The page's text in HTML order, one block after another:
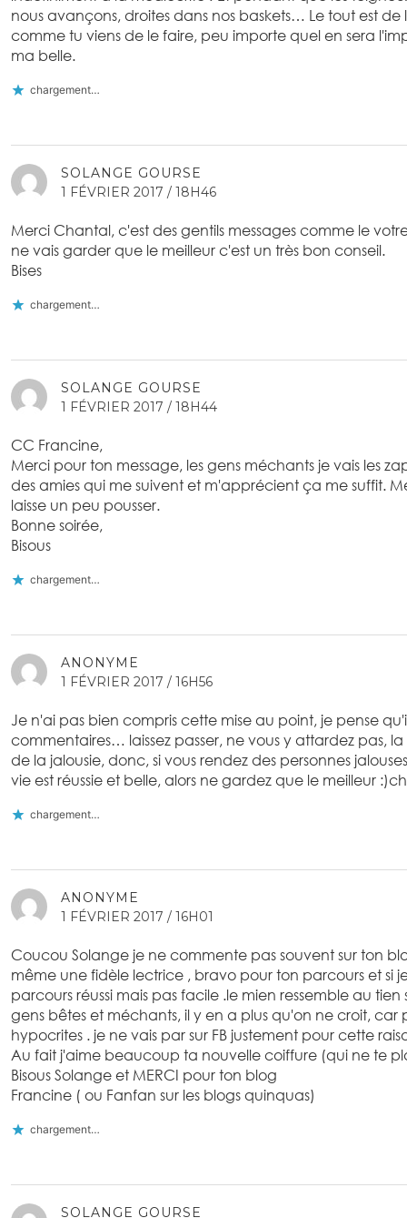
nous avançons, droites dans nos baskets… Le tout est
comme tu viens de le faire, peu importe quel en sera
ma belle.
chargement…
SOLANGE GOURSE
1 FÉVRIER 2017 / 18H46
Merci Chantal, c'est des gentils messages comme le
ne vais garder que le meilleur c'est un très bon conseil.
Bises
chargement…
SOLANGE GOURSE
1 FÉVRIER 2017 / 18H44
CC Francine,
Merci pour ton message, les gens méchants je vais les
des amies qui me suivent et m'apprécient ça me suffit.
laisse un peu pousser.
Bonne soirée,
Bisous
chargement…
ANONYME
1 FÉVRIER 2017 / 16H56
Je n'ai pas bien compris cette mise au point, je pense
commentaires… laissez passer, ne vous y attardez pas,
de la jalousie, donc, si vous rendez des personnes
vie est réussie et belle, alors ne gardez que le meilleur
chargement…
ANONYME
1 FÉVRIER 2017 / 16H01
Coucou Solange je ne commente pas souvent sur ton
même une fidèle lectrice , bravo pour ton parcours et si
parcours réussi mais pas facile .le mien ressemble au tien
gens bêtes et méchants, il y en a plus qu'on ne croit, car
hypocrites . je ne vais par sur FB justement pour cette
Au fait j'aime beaucoup ta nouvelle coiffure (qui ne te
Bisous Solange et MERCI pour ton blog
Francine ( ou Fanfan sur les blogs quinquas)
chargement…
SOLANGE GOURSE